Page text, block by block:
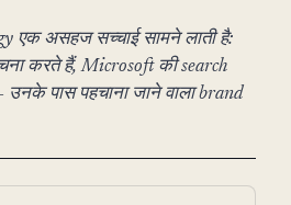
एक असहज सच्चाई सामने लाती है:
करते हैं, Microsoft की search
उनके पास पहचाना जाने वाला brand